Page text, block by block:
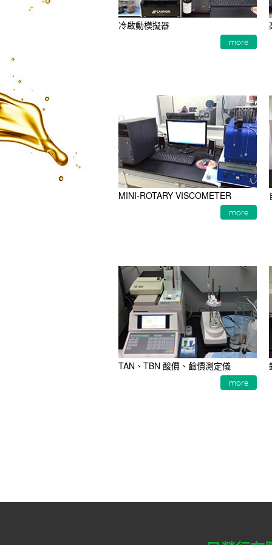
冷啟動模擬器
more
MINI-ROTARY VISCOMETER
more
TAN、TBN 酸價、鹼價測定儀
more